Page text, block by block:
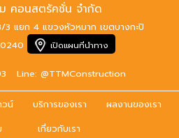
คอนสตรัคชั่น จำกัด
3 แยก 4 แขวงหัวหมาก เขตบางกะปิ
เปิดแผนที่นำทาง
Line: @TTMConstruction
วน์ บริการของเรา
ผลงานของเรา
เกี่ยวกับเรา